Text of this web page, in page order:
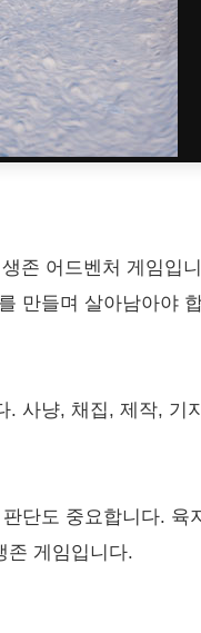
존 어드벤처 게임입
만들며 살아남아야
. 사냥, 채집, 제작, 기
단도 중요합니다. 육
존 게임입니다.